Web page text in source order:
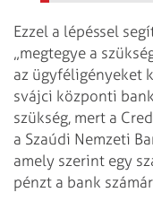
Ezzel a lépéssel
„megtegye a
az ügyféligényeket
svájci központi
szükség, mert a
a Szaúdi Nemzeti
amely szerint egy
pénzt a bank